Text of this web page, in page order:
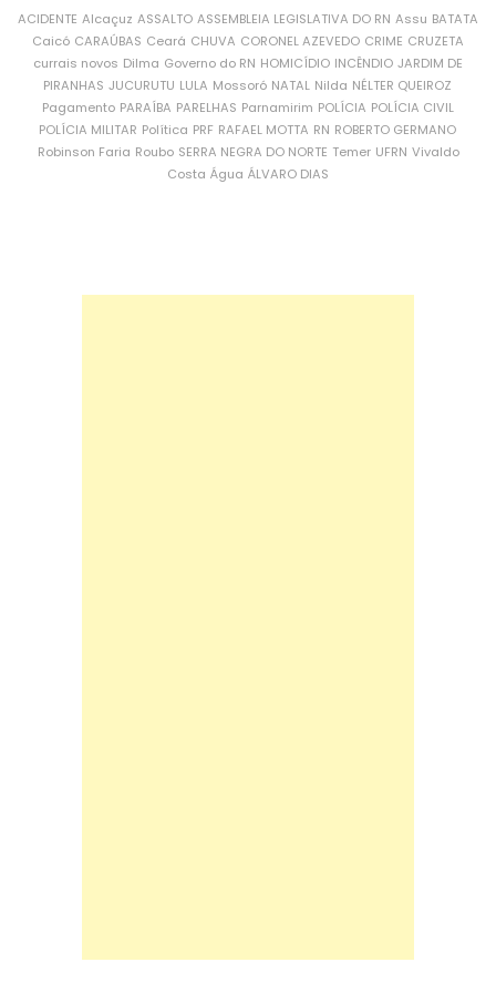
ACIDENTE Alcaçuz ASSALTO ASSEMBLEIA LEGISLATIVA DO RN Assu BATATA
Caicó CARAÚBAS Ceará CHUVA CORONEL AZEVEDO CRIME CRUZETA
currais novos Dilma Governo do RN HOMICÍDIO INCÊNDIO JARDIM DE
PIRANHAS JUCURUTU LULA Mossoró NATAL Nilda NÉLTER QUEIROZ
Pagamento PARAÍBA PARELHAS Parnamirim POLÍCIA POLÍCIA CIVIL
POLÍCIA MILITAR Política PRF RAFAEL MOTTA RN ROBERTO GERMANO
Robinson Faria Roubo SERRA NEGRA DO NORTE Temer UFRN Vivaldo
Costa Água ÁLVARO DIAS